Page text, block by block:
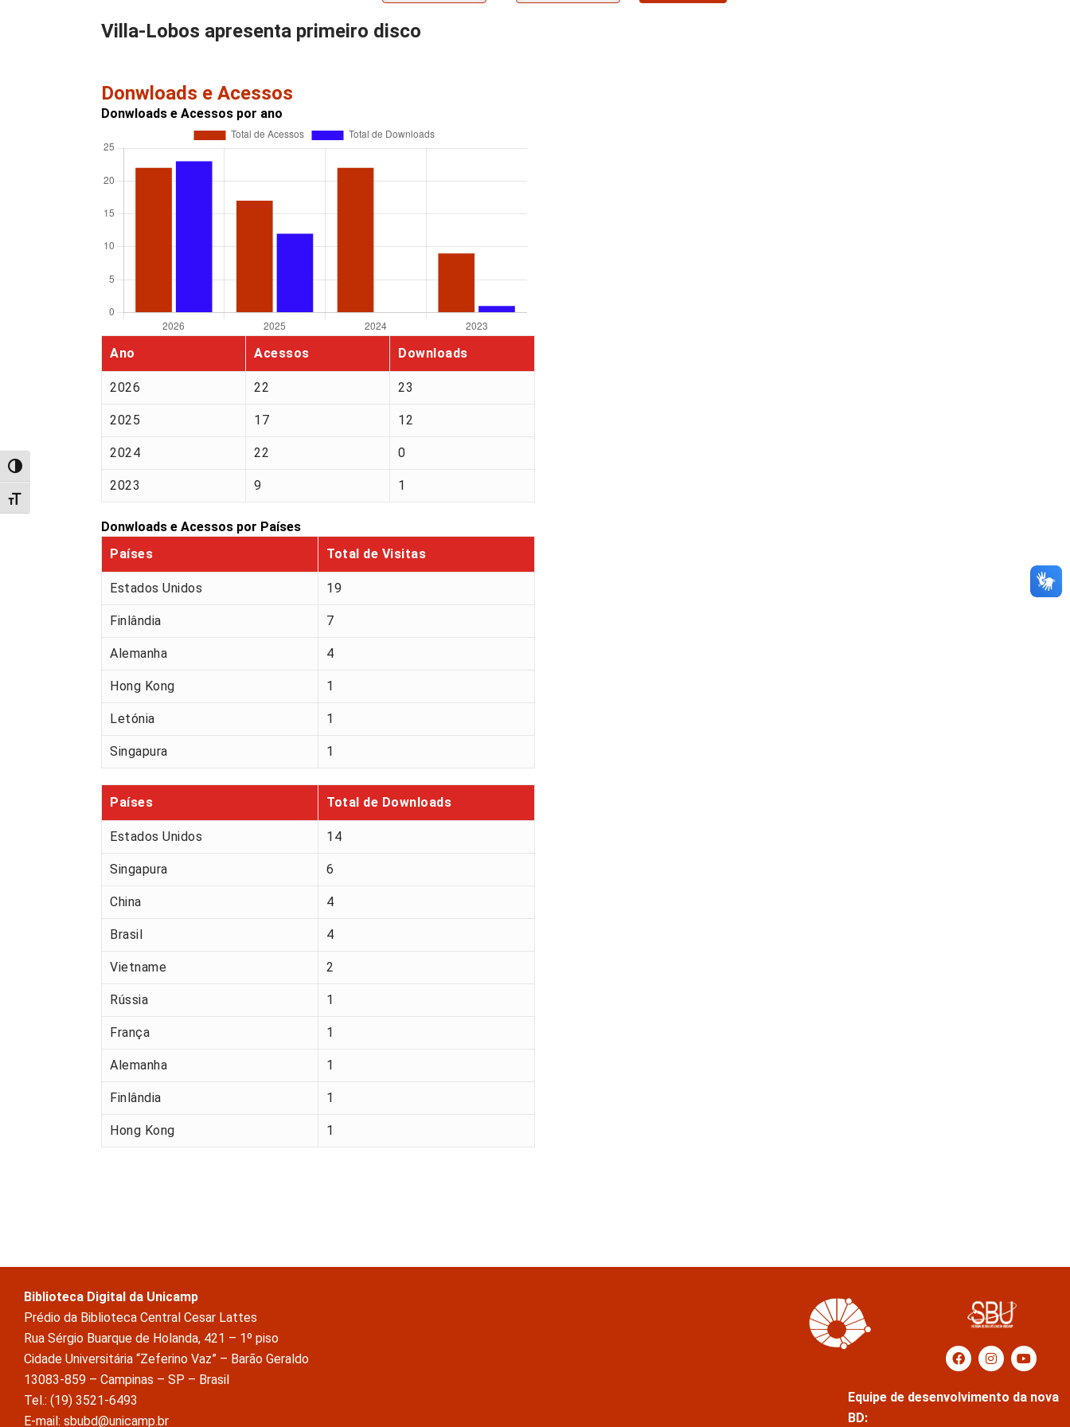
Alternar alto contraste
Alternar tamanho da fonte
Villa-Lobos apresenta primeiro disco
Donwloads e Acessos
Donwloads e Acessos por ano
Ano Acessos Downloads
2026 22 23
2025 17 12
2024 22 0
2023 9 1
Donwloads e Acessos por Países
Países
Total de Visitas
Estados Unidos 19
Finlândia 7
Alemanha 4
Hong Kong 1
Letónia 1
Singapura 1
Países Total de Downloads
Estados Unidos 14
Singapura 6
China 4
Brasil 4
Vietname 2
Rússia 1
França 1
Alemanha 1
Finlândia 1
Hong Kong 1
Biblioteca Digital da Unicamp
Prédio da Biblioteca Central Cesar Lattes
Rua Sérgio Buarque de Holanda, 421 – 1º piso
Cidade Universitária “Zeferino Vaz” – Barão Geraldo
13083-859 – Campinas – SP – Brasil
Tel.: (19) 3521-6493
E-mail: sbubd@unicamp.br
Equipe de desenvolvimento da nova
BD: